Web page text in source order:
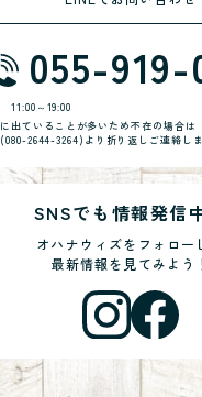
055-919-
11:00～19:00
出ていることが多いため不在の場合は
(080-2644-3264)より折り返しご連絡しま
SNSでも情報発信
オハナウィズをフォロー
最新情報を見てみよう